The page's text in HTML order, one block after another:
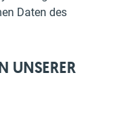
Daten des
UNSERER